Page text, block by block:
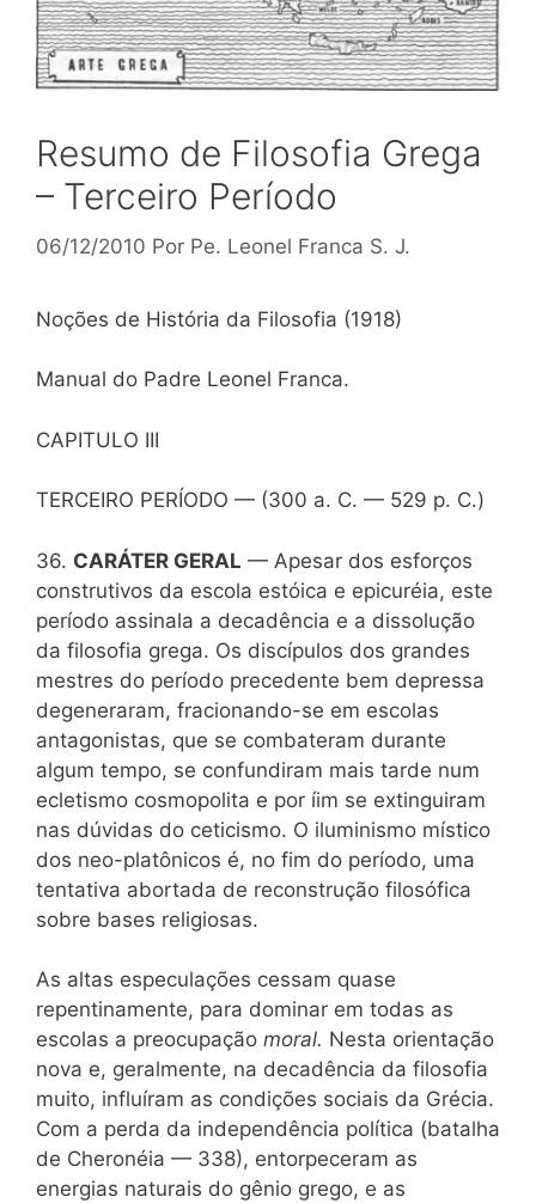
Resumo de Filosofia Grega
– Terceiro Período
06/12/2010 Por Pe. Leonel Franca S. J.
Noções de História da Filosofia (1918)
Manual do Padre Leonel Franca.
CAPITULO III
TERCEIRO PERÍODO — (300 a. C. — 529 p. C.)
36. CARÁTER GERAL — Apesar dos esforços
construtivos da escola estóica e epicuréia, este
período assinala a decadência e a dissolução
da filosofia grega. Os discípulos dos grandes
mestres do período precedente bem depressa
degeneraram, fracionando-se em escolas
antagonistas, que se combateram durante
algum tempo, se confundiram mais tarde num
ecletismo cosmopolita e por íim se extinguiram
nas dúvidas do ceticismo. O iluminismo místico
dos neo-platônicos é, no fim do período, uma
tentativa abortada de reconstrução filosófica
sobre bases religiosas.
As altas especulações cessam quase
repentinamente, para dominar em todas as
escolas a preocupação moral. Nesta orientação
nova e, geralmente, na decadência da filosofia
muito, influíram as condições sociais da Grécia.
Com a perda da independência política (batalha
de Cheronéia — 338), entorpeceram as
energias naturais do gênio grego, e as